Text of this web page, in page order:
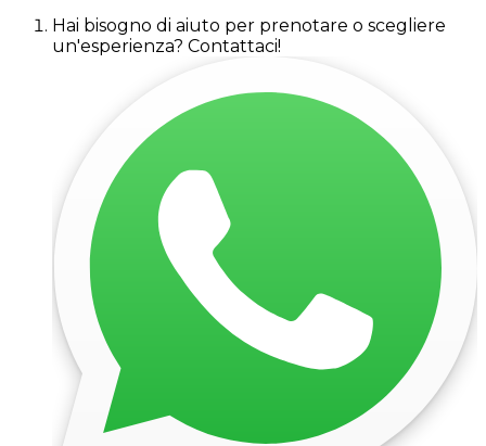
Hai bisogno di aiuto per prenotare o scegliere
un'esperienza? Contattaci!